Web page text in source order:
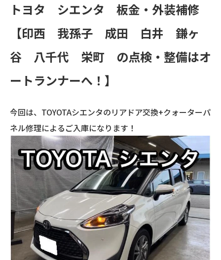
トヨタ シエンタ 板金・外装補修
【印西 我孫子 成田 白井 鎌ヶ
谷 八千代 栄町 の点検・整備はオ
ートランナーへ！】
今回は、TOYOTAシエンタのリアドア交換+クォーターパ
ネル修理によるご入庫になります！